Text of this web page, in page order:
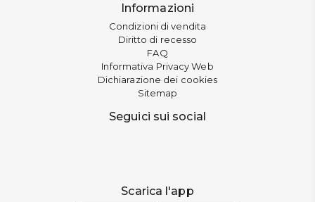
Informazioni
Condizioni di vendita
Diritto di recesso
FAQ
Informativa Privacy Web
Dichiarazione dei cookies
Sitemap
Seguici sui social
Scarica l'app